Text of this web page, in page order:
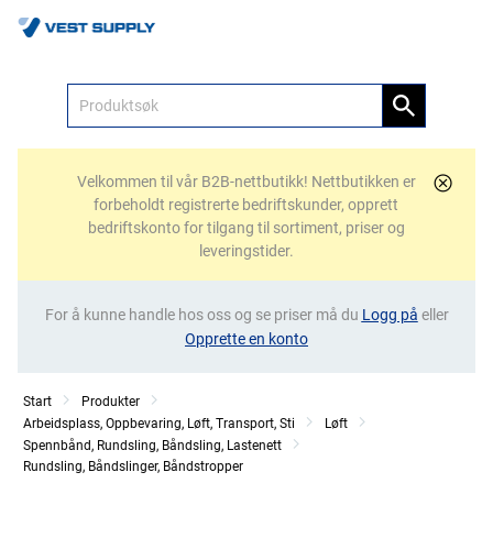
Velkommen til vår B2B-nettbutikk! Nettbutikken er
forbeholdt registrerte bedriftskunder, opprett
bedriftskonto for tilgang til sortiment, priser og
leveringstider.
For å kunne handle hos oss og se priser må du Logg på eller
Opprette en konto
Start
Produkter
Arbeidsplass, Oppbevaring, Løft, Transport, Sti
Løft
Spennbånd, Rundsling, Båndsling, Lastenett
Rundsling, Båndslinger, Båndstropper